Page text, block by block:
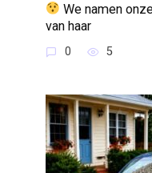
We namen
van haar
0 5